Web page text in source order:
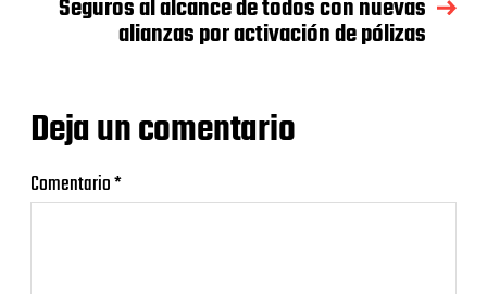
Seguros al alcance de todos con nuevas
alianzas por activación de pólizas
Deja un comentario
Comentario*